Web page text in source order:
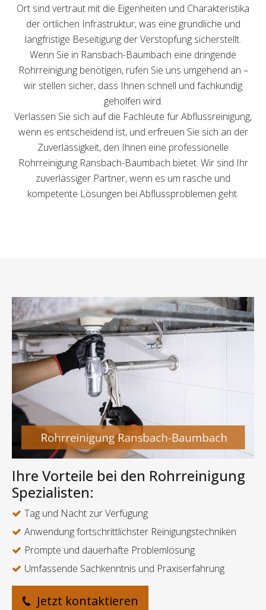
Ort sind vertraut mit die Eigenheiten und Charakteristika
der örtlichen Infrastruktur, was eine gründliche und
langfristige Beseitigung der Verstopfung sicherstellt.
Wenn Sie in Ransbach-Baumbach eine dringende
Rohrreinigung benötigen, rufen Sie uns umgehend an –
wir stellen sicher, dass Ihnen schnell und fachkundig
geholfen wird.
Verlassen Sie sich auf die Fachleute für Abflussreinigung,
wenn es entscheidend ist, und erfreuen Sie sich an der
Zuverlässigkeit, den Ihnen eine professionelle
Rohrreinigung Ransbach-Baumbach bietet. Wir sind Ihr
zuverlässiger Partner, wenn es um rasche und
kompetente Lösungen bei Abflussproblemen geht.
Ihre Vorteile bei den Rohrreinigung
Spezialisten:
Tag und Nacht zur Verfügung
Anwendung fortschrittlichster Reinigungstechniken
Prompte und dauerhafte Problemlösung
Umfassende Sachkenntnis und Praxiserfahrung
Jetzt kontaktieren